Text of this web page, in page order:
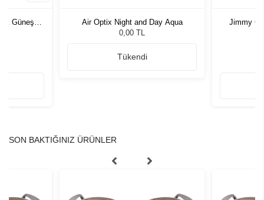
Güneş
Air Optix Night and Day Aqua
0,00 TL
Tükendi
Jimmy
SON BAKTIĞINIZ ÜRÜNLER